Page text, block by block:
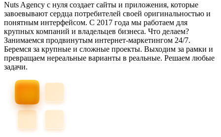
Nuts Agency с нуля создает сайты и приложения, которые
завоевывают сердца потребителей своей оригинальностью и
понятным интерфейсом. С 2017 года мы работаем для
крупных компаний и владельцев бизнеса. Что делаем?
Занимаемся продвинутым интернет-маркетингом 24/7.
Беремся за крупные и сложные проекты. Выходим за рамки и
превращаем нереальные варианты в реальные. Решаем любые
задачи.